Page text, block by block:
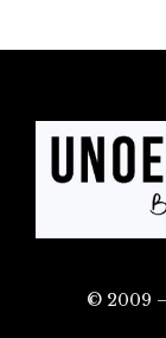
© 2009